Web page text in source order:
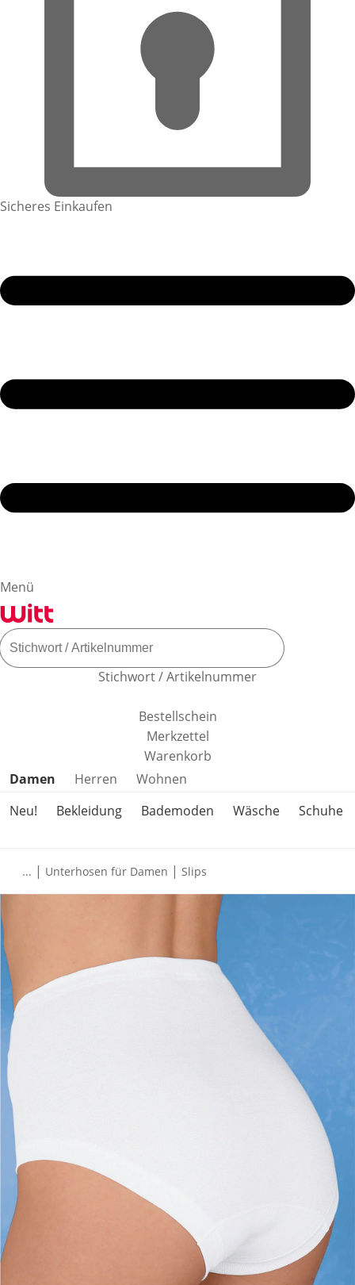
Sicheres Einkaufen
Menü
Stichwort / Artikelnummer
Bestellschein
Merkzettel
Warenkorb
Produktkategorien überspringen
Damen Herren
Wohnen
Neu!
Bekleidung Bademoden Wäsche Schuhe
... | Unterhosen für Damen | Slips